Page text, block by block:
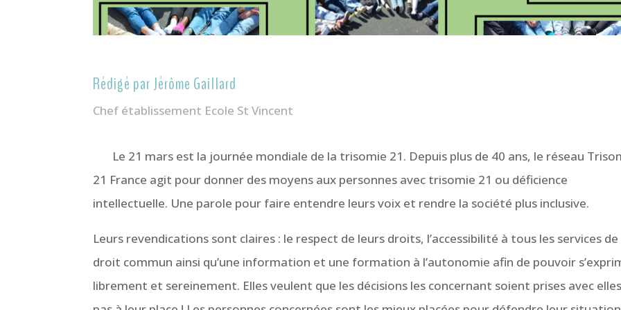
Rédigé par Jérôme Gaillard
Chef établissement Ecole St Vincent
Le 21 mars est la journée mondiale de la trisomie 21. Depuis plus de 40 ans, le réseau
21 France agit pour donner des moyens aux personnes avec trisomie 21 ou déficience
intellectuelle. Une parole pour faire entendre leurs voix et rendre la société plus inclusive.
Leurs revendications sont claires : le respect de leurs droits, l’accessibilité à tous les services de
droit commun ainsi qu’une information et une formation à l’autonomie afin de pouvoir
librement et sereinement. Elles veulent que les décisions les concernant soient prises avec elles